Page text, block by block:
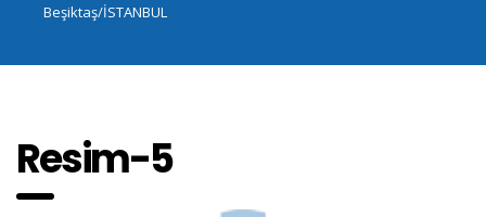
Beşiktaş/İSTANBUL
Resim-5